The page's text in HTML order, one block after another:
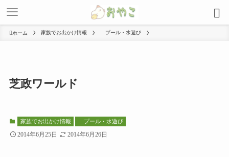
ホーム 家族でお出かけ情報 プール・水遊び
芝政ワールド
家族でお出かけ情報 プール・水遊び
2014年6月25日 2014年6月26日